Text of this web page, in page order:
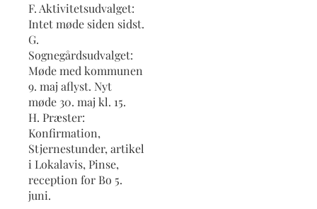
F. Aktivitetsudvalget:
Intet møde siden sidst.
G.
Sognegårdsudvalget:
Møde med kommunen
9. maj aflyst. Nyt
møde 30. maj kl. 15.
H. Præster:
Konfirmation,
Stjernestunder, artikel
i Lokalavis, Pinse,
reception for Bo 5.
juni.